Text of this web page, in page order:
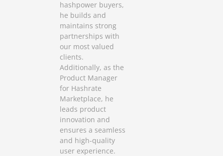
hashpower buyers,
he builds and
maintains strong
partnerships with
our most valued
clients.
Additionally, as the
Product Manager
for Hashrate
Marketplace, he
leads product
innovation and
ensures a seamless
and high-quality
user experience.